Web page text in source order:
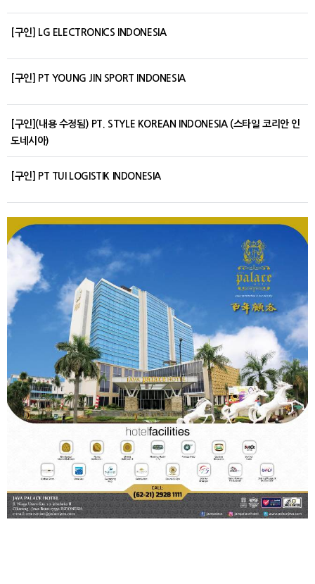
[구인] LG ELECTRONICS INDONESIA
[구인] PT YOUNG JIN SPORT INDONESIA
[구인](내용 수정됨) PT. STYLE KOREAN INDONESIA (스타일 코리안 인
도네시아)
[구인] PT TUI LOGISTIK INDONESIA